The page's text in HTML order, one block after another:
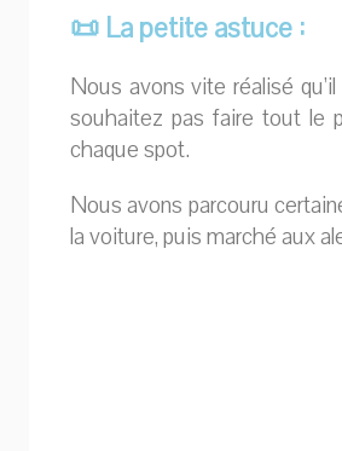
📜 La petite astuce :
Nous avons vite réalisé
souhaitez pas faire tout le
chaque spot.
Nous avons parcouru
la voiture, puis marché aux